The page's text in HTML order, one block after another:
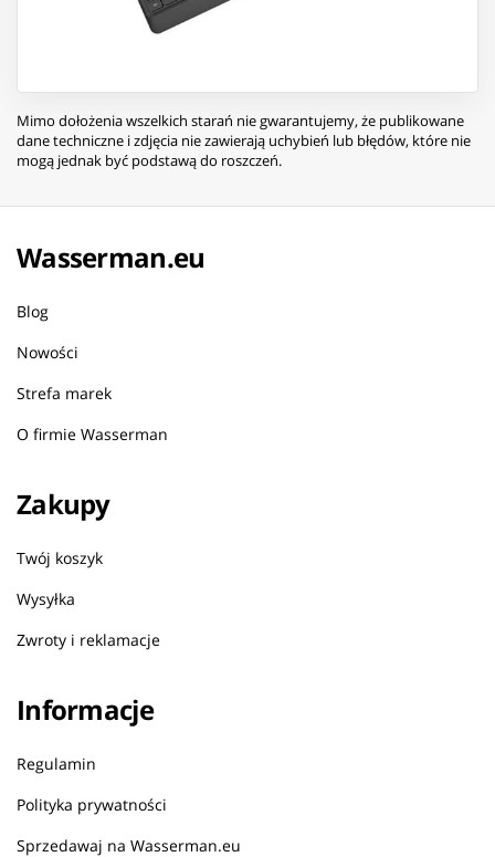
Mimo dołożenia wszelkich starań nie gwarantujemy, że publikowane
dane techniczne i zdjęcia nie zawierają uchybień lub błędów, które nie
mogą jednak być podstawą do roszczeń.
Wasserman.eu
Blog
Nowości
Strefa marek
O firmie Wasserman
Zakupy
Twój koszyk
Wysyłka
Zwroty i reklamacje
Informacje
Regulamin
Polityka prywatności
Sprzedawaj na Wasserman.eu